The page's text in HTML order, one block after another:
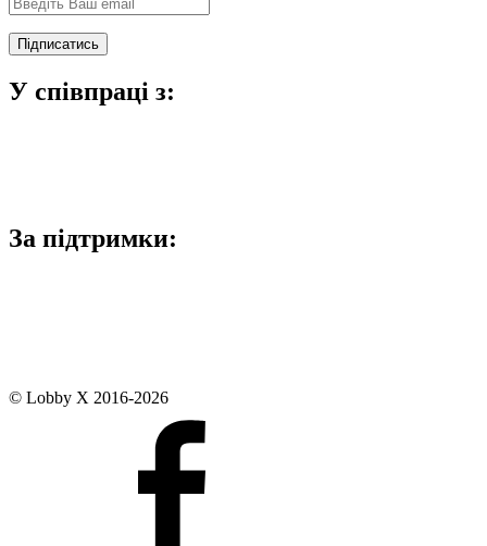
У співпраці з:
За підтримки:
© Lobby X 2016-2026